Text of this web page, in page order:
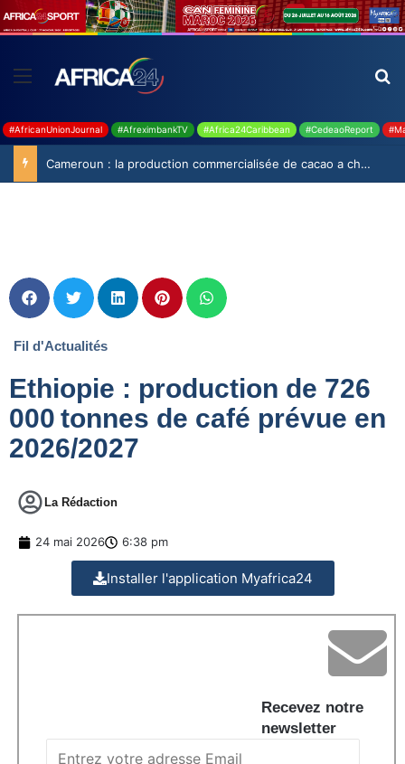
#AfricanUnionJournal #AfreximbankTV #Africa24Caribbean #CedeaoReport
Cameroun : la production commercialisée de cacao a chuté de 19,9% durant la saison 2025-2026
Fil d'Actualités
Ethiopie : production de 726
000 tonnes de café prévue en
2026/2027
La Rédaction
24 mai 2026 6:38 pm
Installer l'application Myafrica24
Recevez notre
newsletter